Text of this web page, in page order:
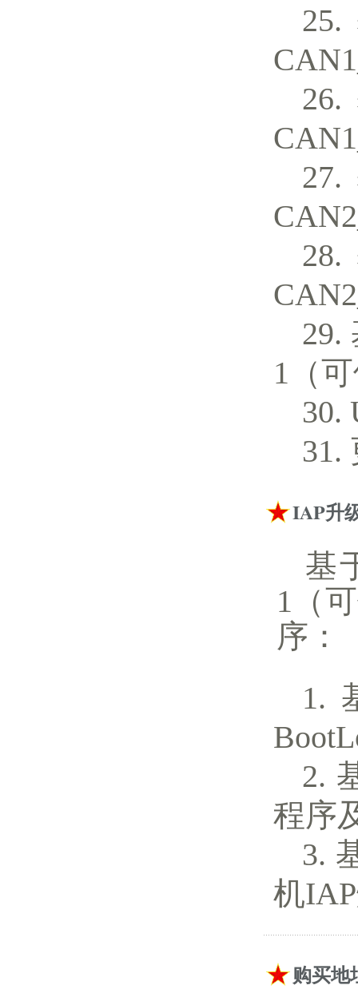
1（
IAP升
基
1（
序：
程序
机
购买地